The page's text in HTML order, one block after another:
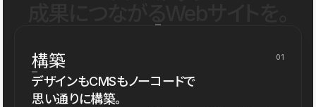
構築 01
デザインもCMSもノーコードで
思い通りに構築。